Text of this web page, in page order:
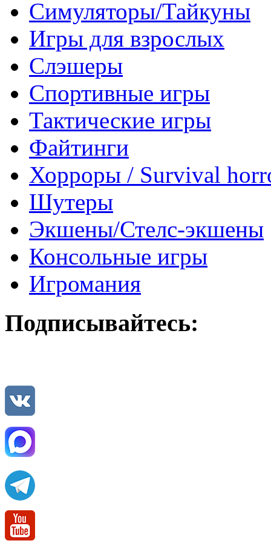
Симуляторы/Тайкуны
Игры для взрослых
Слэшеры
Спортивные игры
Тактические игры
Файтинги
Хорроры / Survival
Шутеры
Экшены/Стелс-экшены
Консольные игры
Игромания
Подписывайтесь: